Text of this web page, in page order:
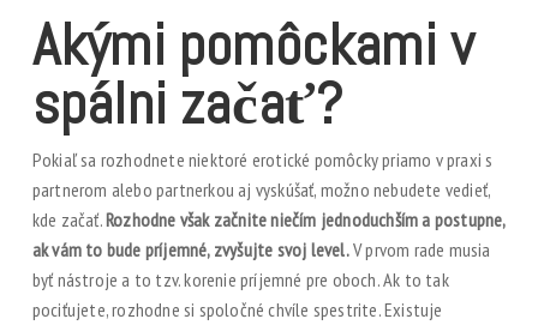
Akými pomôckami v
spálni začať?
Pokiaľ sa rozhodnete niektoré erotické pomôcky priamo v praxi s
partnerom alebo partnerkou aj vyskúšať, možno nebudete vedieť,
kde začať.Rozhodne však začnite niečím jednoduchším a postupne,
ak vám to bude príjemné, zvyšujte svoj level.V prvom rade musia
byť nástroje a to tzv. korenie príjemné pre oboch. Ak to tak
pociťujete, rozhodne si spoločné chvíle spestrite. Existuje